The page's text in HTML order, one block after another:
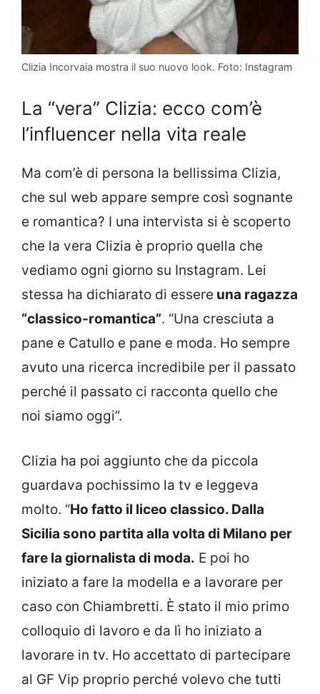
Clizia Incorvaia mostra il suo nuovo look. Foto: Instagram
La “vera” Clizia: ecco com’è
l’influencer nella vita reale
Ma com’è di persona la bellissima Clizia,
che sul web appare sempre così sognante
e romantica? I una intervista si è scoperto
che la vera Clizia è proprio quella che
vediamo ogni giorno su Instagram. Lei
stessa ha dichiarato di essere una ragazza
“classico-romantica”. “Una cresciuta a
pane e Catullo e pane e moda. Ho sempre
avuto una ricerca incredibile per il passato
perché il passato ci racconta quello che
noi siamo oggi”.
Clizia ha poi aggiunto che da piccola
guardava pochissimo la tv e leggeva
molto. “Ho fatto il liceo classico. Dalla
Sicilia sono partita alla volta di Milano per
fare la giornalista di moda. E poi ho
iniziato a fare la modella e a lavorare per
caso con Chiambretti. È stato il mio primo
colloquio di lavoro e da lì ho iniziato a
lavorare in tv. Ho accettato di partecipare
al GF Vip proprio perché volevo che tutti